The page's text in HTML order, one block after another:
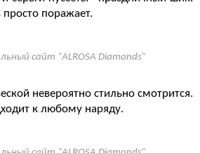
поражает.
сайт “ALROSA Diamonds”
невероятно стильно смотрится.
к любому наряду.